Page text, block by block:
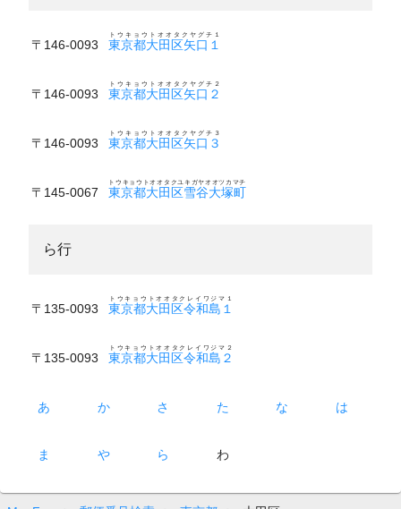
〒146-0093 東京都大田区矢口１
トウキョウトオオタクヤグチ１
〒146-0093 東京都大田区矢口２
トウキョウトオオタクヤグチ２
〒146-0093 東京都大田区矢口３
トウキョウトオオタクヤグチ３
〒145-0067 東京都大田区雪谷大塚町
トウキョウトオオタクユキガヤオオツカマチ
ら行
〒135-0093 東京都大田区令和島１
トウキョウトオオタクレイワジマ１
〒135-0093 東京都大田区令和島２
トウキョウトオオタクレイワジマ２
あ か さ た な は
ま や ら わ